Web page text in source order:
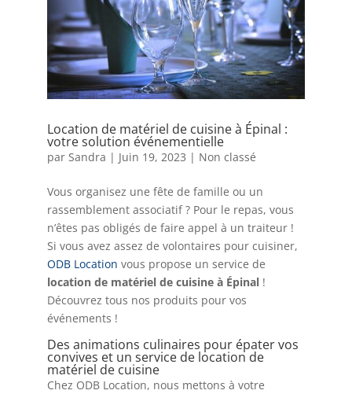
Location de matériel de cuisine à Épinal :
votre solution événementielle
par Sandra | Juin 19, 2023 | Non classé
Vous organisez une fête de famille ou un
rassemblement associatif ? Pour le repas, vous
n’êtes pas obligés de faire appel à un traiteur !
Si vous avez assez de volontaires pour cuisiner,
ODB Location vous propose un service de
location de matériel de cuisine à Épinal!
Découvrez tous nos produits pour vos
événements !
Des animations culinaires pour épater vos
convives et un service de location de
matériel de cuisine
Chez ODB Location, nous mettons à votre